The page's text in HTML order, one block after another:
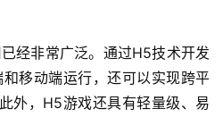
经非常广泛。通过H5技术开发
移动端运行，还可以实现跨平
外，H5游戏还具有轻量级、易